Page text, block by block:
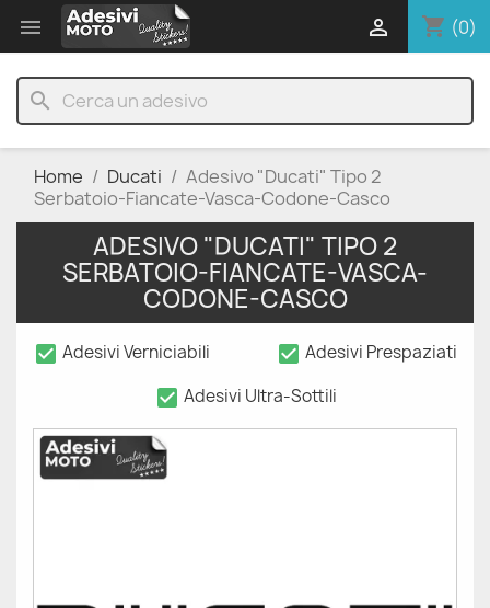
 shopping_cart (0)

search
Home Ducati
Adesivo "Ducati" Tipo 2
Serbatoio-Fiancate-Vasca-Codone-Casco
ADESIVO "DUCATI" TIPO 2
SERBATOIO-FIANCATE-VASCA-
CODONE-CASCO
check_box Adesivi Verniciabili check_box Adesivi Prespaziati
check_box Adesivi Ultra-Sottili